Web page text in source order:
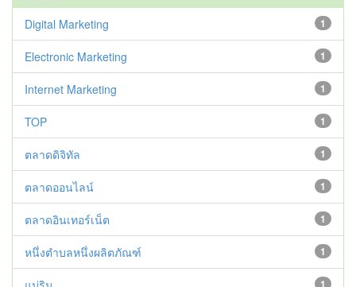
1
Digital Marketing
1
Electronic Marketing
1
Internet Marketing
1
TOP
1
ตลาดดิจิทัล
1
ตลาดออนไลน์
1
ตลาดอินเทอร์เน็ต
1
หนึ่งตำบลหนึ่งผลิตภัณฑ์
1